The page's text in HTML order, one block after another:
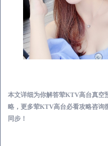
本文详细为你解答荤KTV高台真空
略，更多荤KTV高台必看攻略咨询
同步！